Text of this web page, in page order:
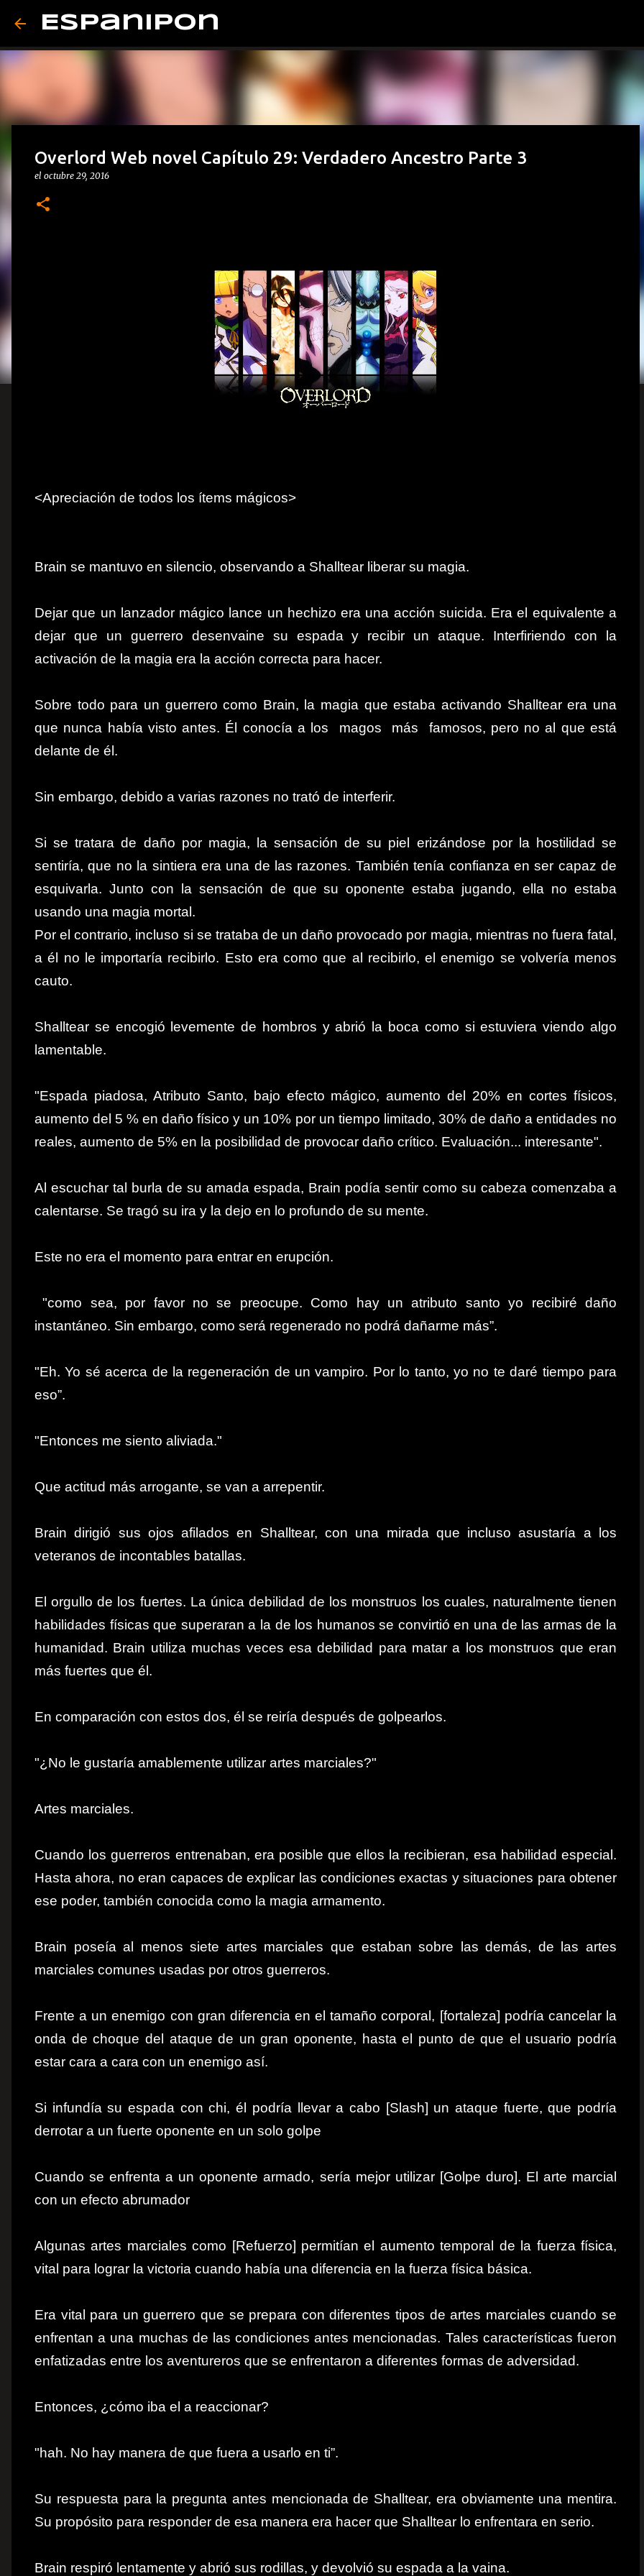
Espanipon
Overlord Web novel Capítulo 29: Verdadero Ancestro Parte 3
el octubre 29, 2016
<Apreciación de todos los ítems mágicos>
Brain se mantuvo en silencio, observando a Shalltear liberar su magia.
Dejar que un lanzador mágico lance un hechizo era una acción suicida. Era el equivalente a
dejar que un guerrero desenvaine su espada y recibir un ataque. Interfiriendo con la
activación de la magia era la acción correcta para hacer.
Sobre todo para un guerrero como Brain, la magia que estaba activando Shalltear era una
que nunca había visto antes. Él conocía a los magos más famosos, pero no al que está
delante de él.
Sin embargo, debido a varias razones no trató de interferir.
Si se tratara de daño por magia, la sensación de su piel erizándose por la hostilidad se
sentiría, que no la sintiera era una de las razones. También tenía confianza en ser capaz de
esquivarla. Junto con la sensación de que su oponente estaba jugando, ella no estaba
usando una magia mortal.
Por el contrario, incluso si se trataba de un daño provocado por magia, mientras no fuera fatal,
a él no le importaría recibirlo. Esto era como que al recibirlo, el enemigo se volvería menos
cauto.
Shalltear se encogió levemente de hombros y abrió la boca como si estuviera viendo algo
lamentable.
"Espada piadosa, Atributo Santo, bajo efecto mágico, aumento del 20% en cortes físicos,
aumento del 5 % en daño físico y un 10% por un tiempo limitado, 30% de daño a entidades no
reales, aumento de 5% en la posibilidad de provocar daño crítico. Evaluación... interesante".
Al escuchar tal burla de su amada espada, Brain podía sentir como su cabeza comenzaba a
calentarse. Se tragó su ira y la dejo en lo profundo de su mente.
Este no era el momento para entrar en erupción.
"como sea, por favor no se preocupe. Como hay un atributo santo yo recibiré daño
instantáneo. Sin embargo, como será regenerado no podrá dañarme más”.
"Eh. Yo sé acerca de la regeneración de un vampiro. Por lo tanto, yo no te daré tiempo para
eso”.
"Entonces me siento aliviada."
Que actitud más arrogante, se van a arrepentir.
Brain dirigió sus ojos afilados en Shalltear, con una mirada que incluso asustaría a los
veteranos de incontables batallas.
El orgullo de los fuertes. La única debilidad de los monstruos los cuales, naturalmente tienen
habilidades físicas que superaran a la de los humanos se convirtió en una de las armas de la
humanidad. Brain utiliza muchas veces esa debilidad para matar a los monstruos que eran
más fuertes que él.
En comparación con estos dos, él se reiría después de golpearlos.
"¿No le gustaría amablemente utilizar artes marciales?"
Artes marciales.
Cuando los guerreros entrenaban, era posible que ellos la recibieran, esa habilidad especial.
Hasta ahora, no eran capaces de explicar las condiciones exactas y situaciones para obtener
ese poder, también conocida como la magia armamento.
Brain poseía al menos siete artes marciales que estaban sobre las demás, de las artes
marciales comunes usadas ​​por otros guerreros.
Frente a un enemigo con gran diferencia en el tamaño corporal, [fortaleza] podría cancelar la
onda de choque del ataque de un gran oponente, hasta el punto de que el usuario podría
estar cara a cara con un enemigo así.
Si infundía su espada con chi, él podría llevar a cabo [Slash] un ataque fuerte, que podría
derrotar a un fuerte oponente en un solo golpe
Cuando se enfrenta a un oponente armado, sería mejor utilizar [Golpe duro]. El arte marcial
con un efecto abrumador
Algunas artes marciales como [Refuerzo] permitían el aumento temporal de la fuerza física,
vital para lograr la victoria cuando había una diferencia en la fuerza física básica.
Era vital para un guerrero que se prepara con diferentes tipos de artes marciales cuando se
enfrentan a una muchas de las condiciones antes mencionadas. Tales características fueron
enfatizadas entre los aventureros que se enfrentaron a diferentes formas de adversidad.
Entonces, ¿cómo iba el a reaccionar?
"hah. No hay manera de que fuera a usarlo en ti”.
Su respuesta para la pregunta antes mencionada de Shalltear, era obviamente una mentira.
Su propósito para responder de esa manera era hacer que Shalltear lo enfrentara en serio.
Brain respiró lentamente y abrió sus rodillas, y devolvió su espada a la vaina.